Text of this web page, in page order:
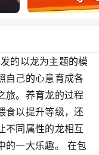
的以龙为主题的模
自己的心意育成各
旅。养育龙的过程
食以提升等级，还
不同属性的龙相互
的一大乐趣。 在包